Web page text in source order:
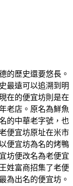
的歷史還要悠長。
最遠可以追溯到明
在的便宜坊則是在
老店。原名為鮮魚
的中華老字號，也
便宜坊原址在米市
便宜坊為名的烤鴨
坊便改名為老便宜
姓富商招集了老便
為出名的便宜坊。